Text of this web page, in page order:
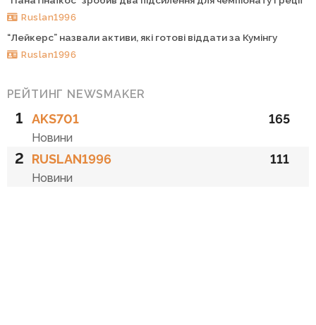
Ruslan1996
“Лейкерс” назвали активи, які готові віддати за Кумінгу
Ruslan1996
РЕЙТИНГ NEWSMAKER
1 AKS701
Новини
165
2 RUSLAN1996
Новини
111